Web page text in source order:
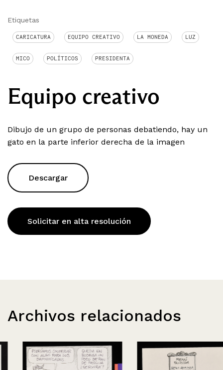
Etiquetas
CARICATURA EQUIPO CREATIVO LA MONEDA LUZ
MICO POLÍTICOS PRESIDENTA
Equipo creativo
Dibujo de un grupo de personas debatiendo, hay un
gato en la parte inferior derecha de la imagen
Descargar
Solicitar en alta resolución
Archivos relacionados